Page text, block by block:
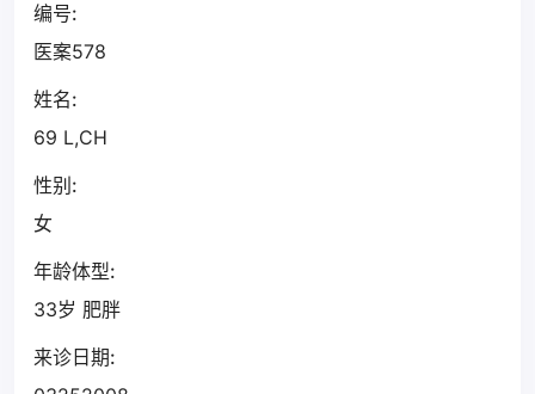
编号:
医案578
姓名:
69 L,CH
性别:
女
年龄体型:
33岁 肥胖
来诊日期: